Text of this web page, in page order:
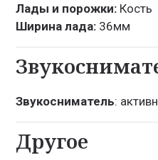
Лады и порожки: Кость
Ширина лада: 36мм
Звукосниматель:
Другое